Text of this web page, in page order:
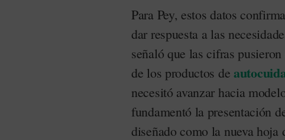
Para Pey, estos datos
dar respuesta a las
señaló que las cifras
de los productos de
necesitó avanzar hacia
fundamentó la presentación
diseñado como la nueva hoja